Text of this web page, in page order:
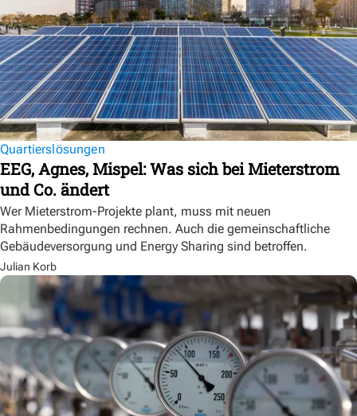
Quartierslösungen
EEG, Agnes, Mispel: Was sich bei Mieterstrom
und Co. ändert
Wer Mieterstrom-Projekte plant, muss mit neuen
Rahmenbedingungen rechnen. Auch die gemeinschaftliche
Gebäudeversorgung und Energy Sharing sind betroffen.
Julian Korb